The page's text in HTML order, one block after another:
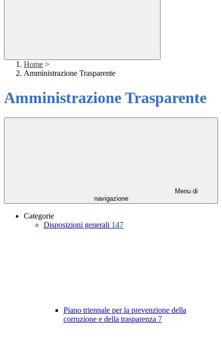
Home >
Amministrazione Trasparente
Amministrazione Trasparente
Menu di
navigazione
Categorie
Disposizioni generali 147
Piano triennale per la prevenzione della
corruzione e della trasparenza 7